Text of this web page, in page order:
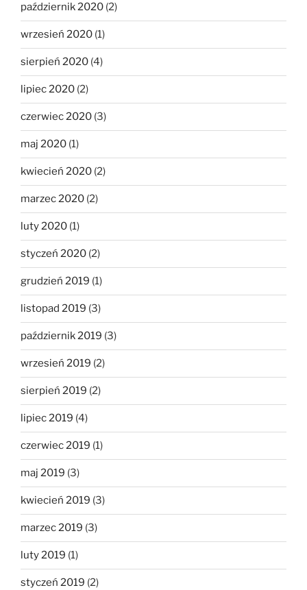
październik 2020 (2)
wrzesień 2020 (1)
sierpień 2020 (4)
lipiec 2020 (2)
czerwiec 2020 (3)
maj 2020 (1)
kwiecień 2020 (2)
marzec 2020 (2)
luty 2020 (1)
styczeń 2020 (2)
grudzień 2019 (1)
listopad 2019 (3)
październik 2019 (3)
wrzesień 2019 (2)
sierpień 2019 (2)
lipiec 2019 (4)
czerwiec 2019 (1)
maj 2019 (3)
kwiecień 2019 (3)
marzec 2019 (3)
luty 2019 (1)
styczeń 2019 (2)